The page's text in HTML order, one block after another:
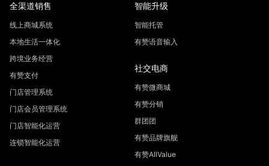
全渠道销售
线上商城系统
本地生活一体化
跨境业务经营
有赞支付
门店管理系统
门店会员管理系统
门店智能化运营
连锁智能化运营
智能升级
智能托管
有赞语音输入
社交电商
有赞微商城
有赞分销
群团团
有赞品牌旗舰
有赞AllValue